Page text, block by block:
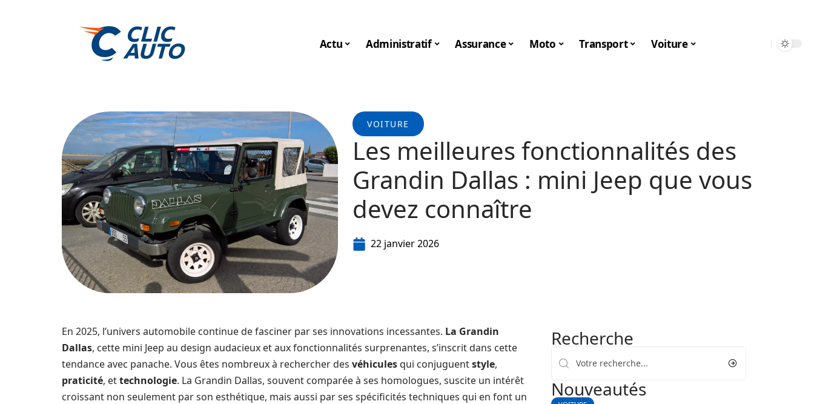
Actu Administratif Assurance Moto Transport Voiture
VOITURE
Les meilleures fonctionnalités des
Grandin Dallas : mini Jeep que vous
devez connaître
22 janvier 2026
En 2025, l’univers automobile continue de fasciner par ses innovations incessantes. La Grandin
Dallas, cette mini Jeep au design audacieux et aux fonctionnalités surprenantes, s’inscrit dans cette
tendance avec panache. Vous êtes nombreux à rechercher des véhiculesqui conjuguentstyle,
praticité, ettechnologie. La Grandin Dallas, souvent comparée à ses homologues, suscite un intérêt
croissant non seulement par son esthétique, mais aussi par ses spécificités techniques qui en font un
Recherche
Nouveautés